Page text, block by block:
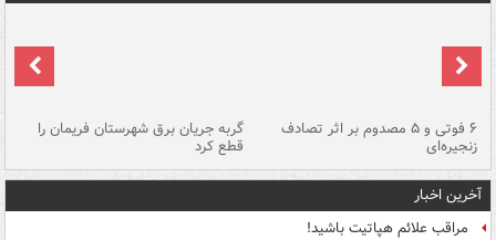
۶ فوتی و ۵ مصدوم بر اثر تصادف
زنجیره‌ای
گربه جریان برق شهرستان فریمان را
قطع کرد
آخرین اخبار
مراقب علائم هپاتیت باشید!